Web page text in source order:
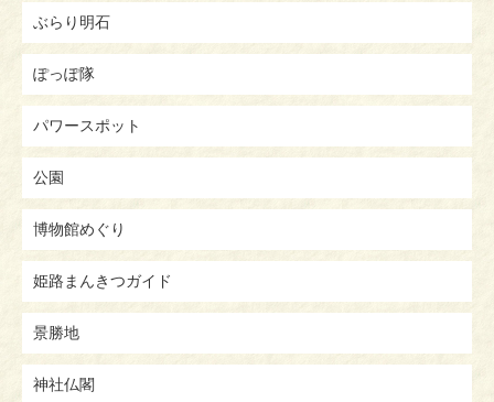
ぶらり明石
ぽっぽ隊
パワースポット
公園
博物館めぐり
姫路まんきつガイド
景勝地
神社仏閣